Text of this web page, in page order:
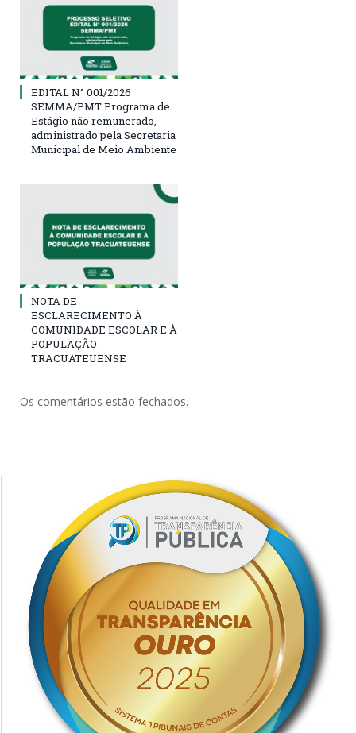
EDITAL N° 001/2026
SEMMA/PMT Programa de
Estágio não remunerado,
administrado pela Secretaria
Municipal de Meio Ambiente
NOTA DE
ESCLARECIMENTO À
COMUNIDADE ESCOLAR E À
POPULAÇÃO
TRACUATEUENSE
Os comentários estão fechados.